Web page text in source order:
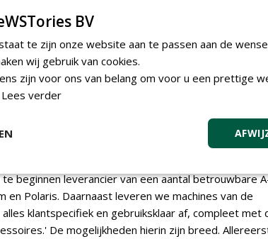
met sproeiboom als accessoire op te
'Lub' aangesproken wil worden - zijn rol als
in de bouw. Het mooie van Quadwinkel vind ik de
en de totaal verschillende soorten klanten, zoals
paardenhouders en hoveniers, tot Defensie aan
moet bij het juiste baasje terechtkomen. Ik luister
hoe ze een machine en hulpmiddelen willen
beginnen leverancier van een aantal betrouwbare
en Polaris. Daarnaast leveren we machines van de
klantspecifiek en gebruiksklaar af, compleet met
De mogelijkheden hierin zijn breed.
BV
te zijn onze website aan te passen aan de
wij gebruik van cookies.
zijn voor ons van belang om voor u een prettige
Lees verder